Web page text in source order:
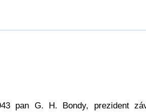
pan G. H. Bondy, prezident